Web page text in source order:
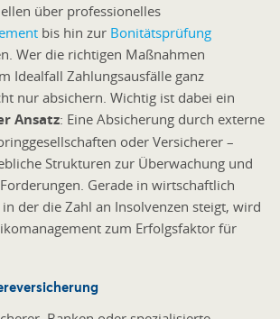
über professionelles
bis hin zur Bonitätsprüfung
Wer die richtigen Maßnahmen
Idealfall Zahlungsausfälle ganz
nur absichern. Wichtig ist dabei ein
Ansatz: Eine Absicherung durch externe
oder Versicherer –
Strukturen zur Überwachung und
Gerade in wirtschaftlich
der die Zahl an Insolvenzen steigt, wird
zum Erfolgsfaktor für